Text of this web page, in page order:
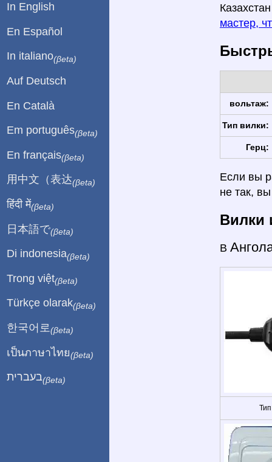
мастер,
вольтаж:
Тип вилки:
Герц:
Если вы
не так,
Вилки
В
In English
En Español
In italiano(βeta)
Auf Deutsch
En Català
Em português(βeta)
En français(βeta)
用中文（表达(βeta)
हिंदी में(βeta)
日本語で(βeta)
Di indonesia(βeta)
Trong việt(βeta)
Türkçe olarak(βeta)
한국어로 (βeta)
เป็นภาษาไทย(βeta)
בעברית(βeta)